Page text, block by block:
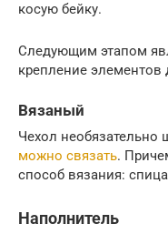
косую бейку.
Следующим этапом
крепление элементов
Вязаный
Чехол необязательно
можно связать.
способ вязания:
Наполнитель